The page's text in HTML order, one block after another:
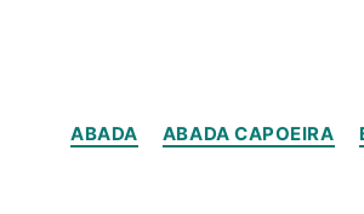
ABADA ABADA CAPOEIRA